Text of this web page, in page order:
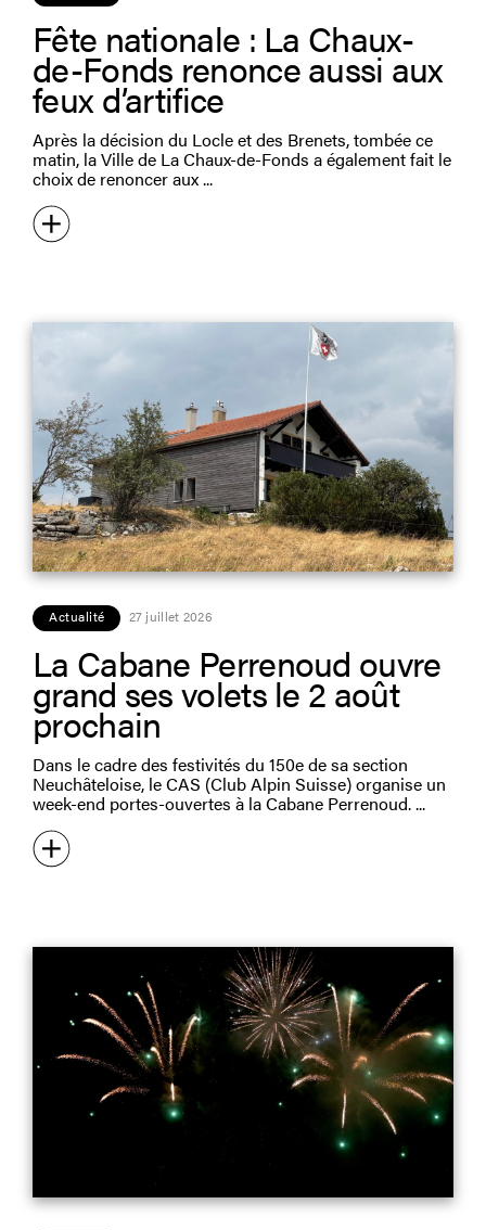
Fête nationale : La Chaux-
de-Fonds renonce aussi aux
feux d’artifice
Après la décision du Locle et des Brenets, tombée ce
matin, la Ville de La Chaux-de-Fonds a également fait le
choix de renoncer aux
Actualité 27 juillet 2026
La Cabane Perrenoud ouvre
grand ses volets le 2 août
prochain
Dans le cadre des festivités du 150e de sa section
Neuchâteloise, le CAS (Club Alpin Suisse) organise un
week-end portes-ouvertes à la Cabane Perrenoud.